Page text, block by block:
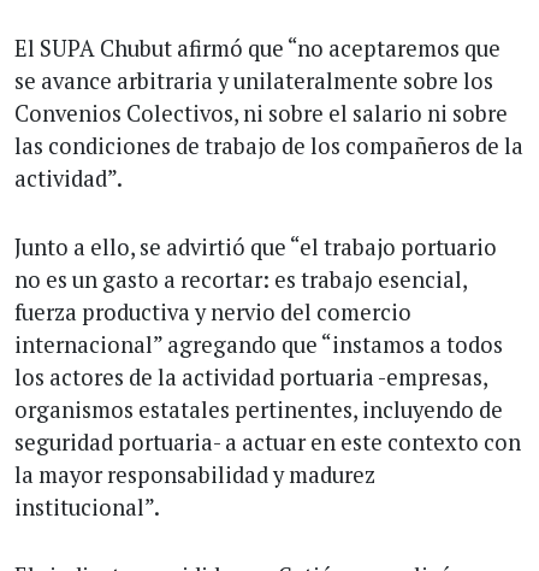
El SUPA Chubut afirmó que “no aceptaremos que
se avance arbitraria y unilateralmente sobre los
Convenios Colectivos, ni sobre el salario ni sobre
las condiciones de trabajo de los compañeros de la
actividad”.
Junto a ello, se advirtió que “el trabajo portuario
no es un gasto a recortar: es trabajo esencial,
fuerza productiva y nervio del comercio
internacional” agregando que “instamos a todos
los actores de la actividad portuaria -empresas,
organismos estatales pertinentes, incluyendo de
seguridad portuaria- a actuar en este contexto con
la mayor responsabilidad y madurez
institucional”.